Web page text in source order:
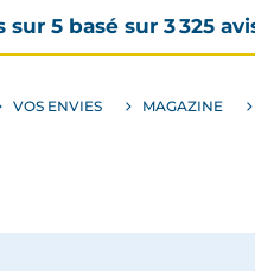
sur 5 basé sur 3 325
VOS ENVIES MAGAZINE